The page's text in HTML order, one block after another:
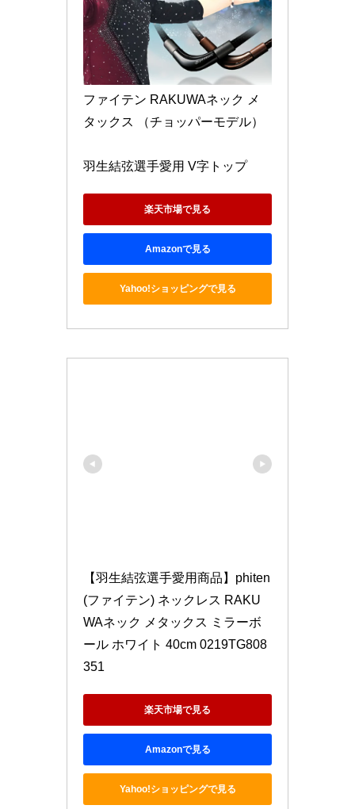
ファイテン RAKUWAネック メ
タックス （チョッパーモデル）
羽生結弦選手愛用 V字トップ
楽天市場で見る
Amazonで見る
Yahoo!ショッピングで見る
【羽生結弦選手愛用商品】phiten
(ファイテン) ネックレス RAKU
WAネック メタックス ミラーボ
ール ホワイト 40cm 0219TG808
351
楽天市場で見る
Amazonで見る
Yahoo!ショッピングで見る